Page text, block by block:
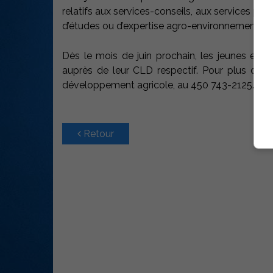
relatifs aux services-conseils, aux services
d’études ou d’expertise agro-environnementales.
Dès le mois de juin prochain, les jeunes
auprès de leur CLD respectif. Pour plus
développement agricole, au 450 743-2125.
Retour